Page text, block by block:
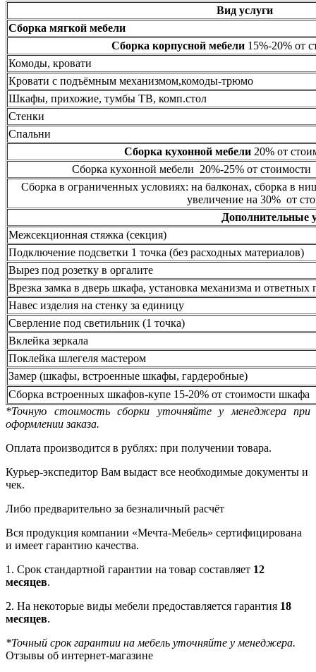
Вид услуги
Сборка мягкой мебели
Сборка корпусной мебели15%-20% от
Комоды, кровати
Кровати с подъёмным механизмом,комоды-трюмо
Шкафы, прихожие, тумбы ТВ, комп.стол
Стенки
Спальни
Сборка кухонной мебели20% от
Сборка кухонной мебели 20%-25% от стоимости
Сборка в ограниченных условиях: на балконах, сборка в
увеличение на 30% от
Дополнительные
Межсекционная стяжка (секция)
Подключение подсветки 1 точка (без расходных материалов)
Вырез под розетку в оргалите
Врезка замка в дверь шкафа, установка механизма и ответных
Навес изделия на стенку за единицу
Сверление под светильник (1 точка)
Вклейка зеркала
Поклейка шлегеля мастером
Замер (шкафы, встроенные шкафы, гардеробные)
Сборка встроенных шкафов-купе 15-20% от стоимости шкафа
*Точную стоимость сборки уточняйте у менеджера при
оформлении заказа.
Оплата производится в рублях: при получении товара.
Курьер-экспедитор Вам выдаст все необходимые документы и
чек.
Либо предварительно за безналичный расчёт
Вся продукция компании «Мечта-Мебель» сертифицирована
и имеет гарантию качества.
1. Срок стандартной гарантии на товар составляет 12
месяцев.
2. На некоторые виды мебели предоставляется гарантия 18
месяцев.
*Точный срок гарантии на мебель уточняйте у менеджера.
Отзывы об интернет-магазине